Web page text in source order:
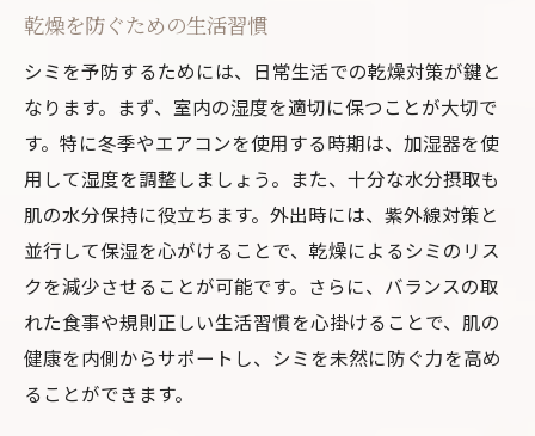
乾燥を防ぐための生活習慣
シミを予防するためには、日常生活での乾燥対策が鍵と
なります。まず、室内の湿度を適切に保つことが大切で
す。特に冬季やエアコンを使用する時期は、加湿器を使
用して湿度を調整しましょう。また、十分な水分摂取も
肌の水分保持に役立ちます。外出時には、紫外線対策と
並行して保湿を心がけることで、乾燥によるシミのリス
クを減少させることが可能です。さらに、バランスの取
れた食事や規則正しい生活習慣を心掛けることで、肌の
健康を内側からサポートし、シミを未然に防ぐ力を高め
ることができます。